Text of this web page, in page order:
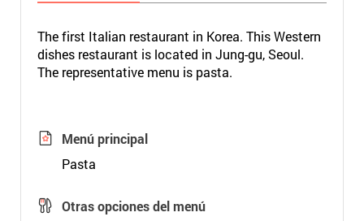
The first Italian restaurant in Korea. This Western
dishes restaurant is located in Jung-gu, Seoul.
The representative menu is pasta.
Menú principal
Pasta
Otras opciones del menú